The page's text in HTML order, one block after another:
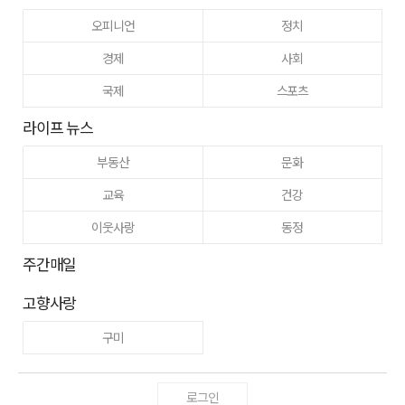
오피니언
정치
경제
사회
국제
스포츠
라이프 뉴스
부동산
문화
교육
건강
이웃사랑
동정
주간매일
고향사랑
구미
로그인